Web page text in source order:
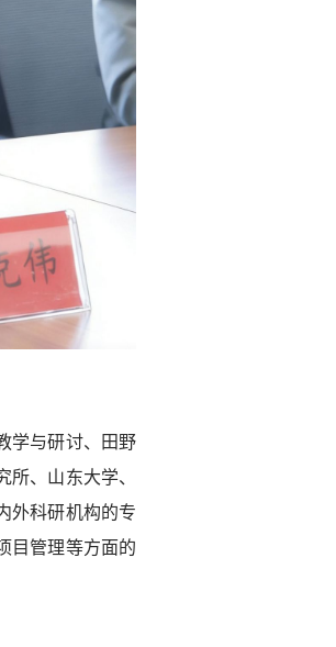
学与研讨、田野
、山东大学、
外科研机构的专
目管理等方面的